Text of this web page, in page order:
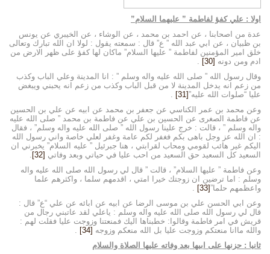
اولا : علي كفؤ لفاطمة ” عليهما السلام”
عدة من اصحابنا ، عن احمد بن محمد ، عن الوشاء ، عن الخيبري عن يونس
بن ظبيان ، عن ابي عبد الله ” ع” قال : سمعته يقول : لولا ان الله تبارك وتعالى
خلق امير المؤمنين لفاطمة ” عليها السلام” ماكان لها كفؤ على ظهر الارض من
ادم ومن دونه [30]
.
وقال رسول الله ” صلى الله عليه واله وسلم ” : انا المدينة وعلي الباب وكذب
من زعم انه يدخل المدينة لا من قبل الباب وكذب من زعم انه يحبني ويبغض
عليا “صلوات الله عليه”[31]
.
وعن محمد بن عمر الكناسي عن جعفر بن محمد عن ابيه عن علي بن الحسين
عن فاطمة الصغرى عن الحسين بن علي عن فاطمة بن محمد ” صلى الله عليه
واله وسلم ” ، قالت : خرج علينا رسول الله ” صلى الله عليه واله وسلم” ، فقال
: ان الله عز وجل باهى بكم فغفر لكم عامة وغفر لعلي خاصة واني رسول الله
اليكم غير هائب لقومي ومحاب لقرابتي ، هنا جبرئيل ” عليه السلام” يخبرني ان
السعيد كل السعيد حق السعيد من احب عليا في حياتي وبعد وفاتي [32]
.
وعن فاطمة ” عليها السلام” ، قالت ” قال لي رسول الله صلى الله عليه واله
وسلم : اما ترضين ان زوجتك خيرا امتي ، اقدمهم سلما ، واكثرهم علما
واعظمهم حلما”[33]
.
وعن ابي الحسن علي بن موسى الرضا عن ابيه عن ابائه عن علي “ع” قال :
قال لي رسول الله صلى الله عليه واله وسلم : ياعلي لقد عاتبني رجال من
قريش في امر فاطمة وقالوا: خطبناها اليك فمنعتنا وزوجت عليا فقلت لهم :
والله ماانا منعتكم وزوجت عليا بل الله منعكم وزوجه [34]
.
ثانيا : حزنها على ابيها بعد وفاته عليها الصلاة والسلام